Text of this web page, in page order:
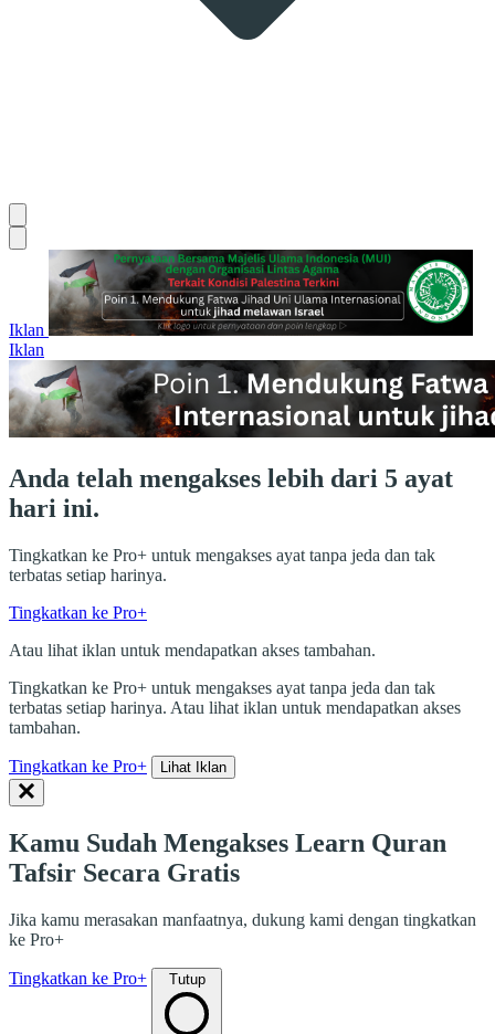
Iklan
Iklan
Anda telah mengakses lebih dari 5 ayat
hari ini.
Tingkatkan ke Pro+ untuk mengakses ayat tanpa jeda dan tak
terbatas setiap harinya.
Tingkatkan ke Pro+
Atau lihat iklan untuk mendapatkan akses tambahan.
Tingkatkan ke Pro+ untuk mengakses ayat tanpa jeda dan tak
terbatas setiap harinya. Atau lihat iklan untuk mendapatkan akses
tambahan.
Tingkatkan ke Pro+ Lihat Iklan
Kamu Sudah Mengakses Learn Quran
Tafsir Secara Gratis
Jika kamu merasakan manfaatnya, dukung kami dengan tingkatkan
ke Pro+
Tingkatkan ke Pro+ Tutup